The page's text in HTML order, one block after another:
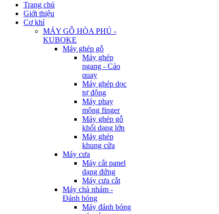
Trang chủ
Giới thiệu
Cơ khí
MÁY GỖ HÒA PHÚ -
KUBOKE
Máy ghép gỗ
Máy ghép
ngang - Cảo
quay
Máy ghép dọc
tự động
Máy phay
mộng finger
Máy ghép gỗ
khối dạng lớn
Máy ghép
khung cửa
Máy cưa
Máy cắt panel
dạng đứng
Máy cưa cắt
Máy chà nhám -
Đánh bóng
Máy đánh bóng